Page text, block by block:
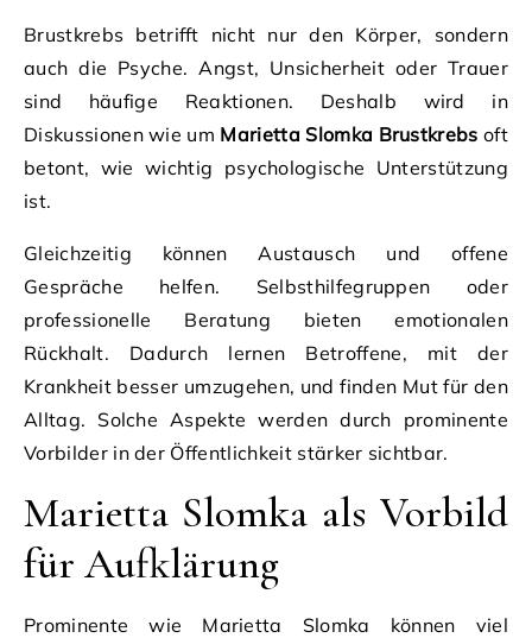
Brustkrebs betrifft nicht nur den Körper, sondern
auch die Psyche. Angst, Unsicherheit oder Trauer
sind häufige Reaktionen. Deshalb wird in
Diskussionen wie um Marietta Slomka Brustkrebs oft
betont, wie wichtig psychologische Unterstützung
ist.
Gleichzeitig können Austausch und offene
Gespräche helfen. Selbsthilfegruppen oder
professionelle Beratung bieten emotionalen
Rückhalt. Dadurch lernen Betroffene, mit der
Krankheit besser umzugehen, und finden Mut für den
Alltag. Solche Aspekte werden durch prominente
Vorbilder in der Öffentlichkeit stärker sichtbar.
Marietta Slomka als Vorbild
für Aufklärung
Prominente wie Marietta Slomka können viel